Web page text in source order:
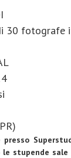
30 fotografe
stupende sale